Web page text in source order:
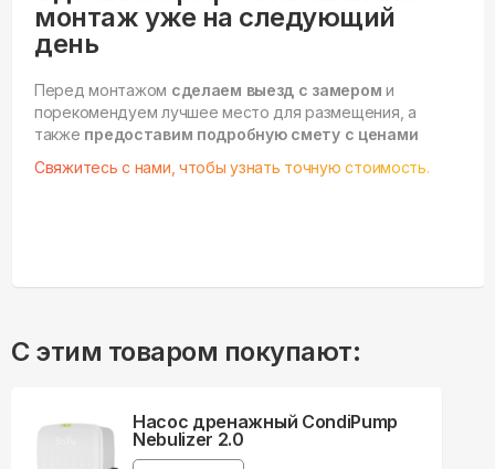
монтаж уже на следующий
день
Перед монтажом сделаем выезд с замером и
порекомендуем лучшее место для размещения, а
также предоставим подробную смету с ценами
Свяжитесь с нами, чтобы узнать точную стоимость.
С этим товаром покупают:
Насос дренажный CondiPump
Nebulizer 2.0